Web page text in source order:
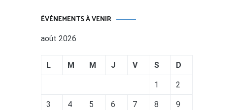
ÉVÉNEMENTS À VENIR
août 2026
L M M J V S D
1 2
3 4 5 6 7 8 9